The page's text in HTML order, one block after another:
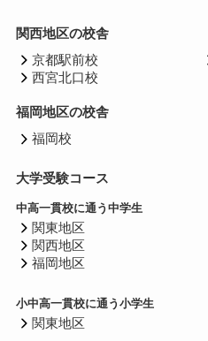
関西地区の校舎
京都駅前校
西宮北口校
福岡地区の校舎
福岡校
大学受験コース
中高一貫校に通う中学生
関東地区
関西地区
福岡地区
小中高一貫校に通う小学生
関東地区